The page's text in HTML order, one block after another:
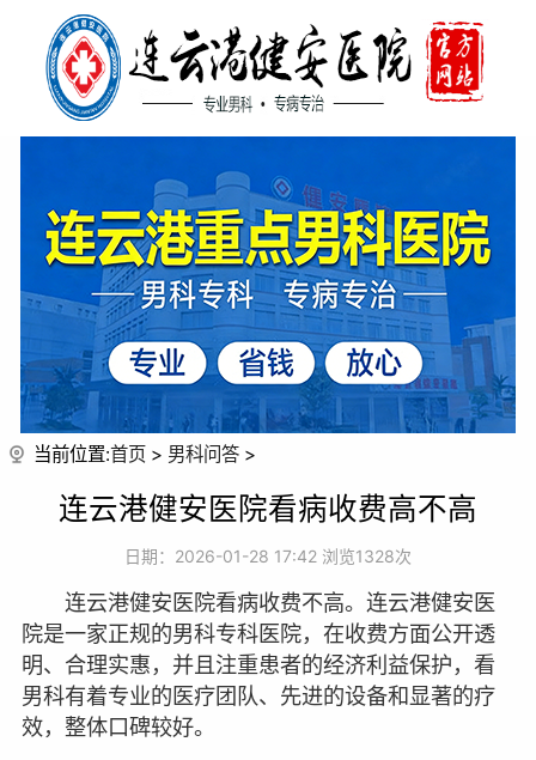
当前位置:首页 > 男科问答 >
连云港健安医院看病收费高不高
日期：2026-01-28 17:42 浏览1328次
连云港健安医院看病收费不高。连云港健安医
院是一家正规的男科专科医院，在收费方面公开透
明、合理实惠，并且注重患者的经济利益保护，看
男科有着专业的医疗团队、先进的设备和显著的疗
效，整体口碑较好。